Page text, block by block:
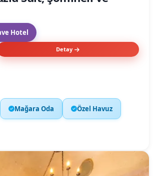
Hotel
Detay
Mağara Oda Özel Havuz